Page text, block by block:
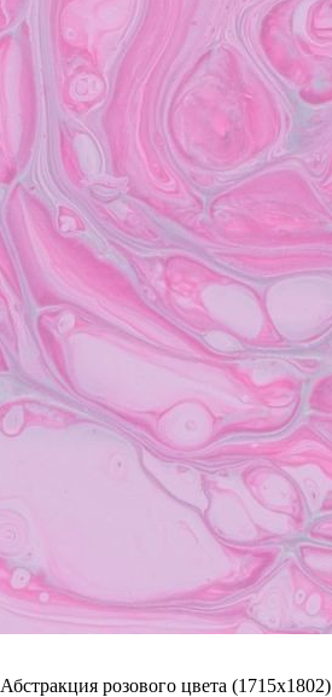
Абстракция розового цвета (1715x1802)